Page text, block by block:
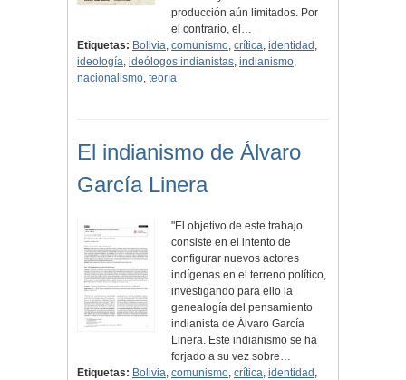
producción aún limitados. Por
el contrario, el…
Etiquetas: Bolivia, comunismo, crítica, identidad ,
ideología, ideólogos indianistas, indianismo,
nacionalismo, teoría
El indianismo de Álvaro
García Linera
"El objetivo de este trabajo
consiste en el intento de
configurar nuevos actores
indígenas en el terreno político,
investigando para ello la
genealogía del pensamiento
indianista de Álvaro García
Linera. Este indianismo se ha
forjado a su vez sobre…
Etiquetas: Bolivia, comunismo, crítica, identidad ,